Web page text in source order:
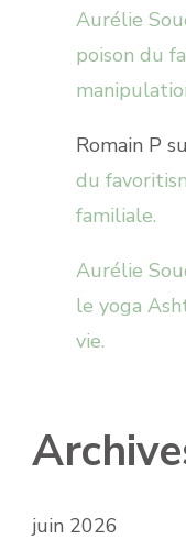
Aurélie
poison du
Romain P
du
familiale.
Aurélie
le yoga
vie.
juin 2026